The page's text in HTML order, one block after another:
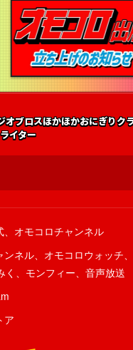
オブロスほかほかおにぎりク
ライター
、 オモコロチャンネル
ンネル、 オモコロウォッチ、
く 、 モンフィー、 音声放送
ア